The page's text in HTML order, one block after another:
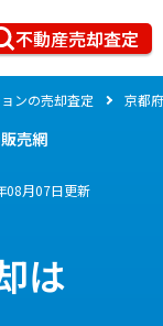
不動産売却査定
ンの売却査定 京都府
売網
08月07日更新
は